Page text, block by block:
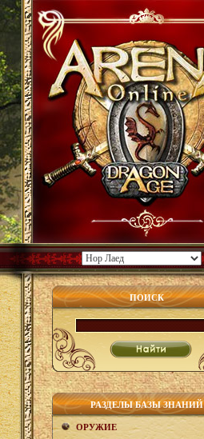
ПОИСК
РАЗДЕЛЫ БАЗЫ ЗНАНИЙ
ОРУЖИЕ